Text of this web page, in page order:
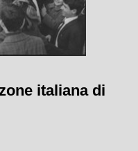
italiana di